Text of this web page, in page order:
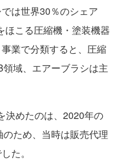
は世界30％のシェア
ほこる圧縮機・塗装機器
業で分類すると、圧縮
域、エアーブラシは主
決めたのは、2020年の
ため、当時は販売代理
た。